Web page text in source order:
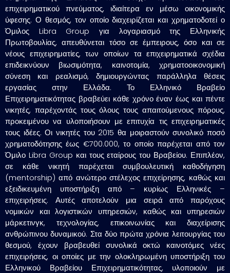
επιχειρηματικού πνεύματος, ιδιαίτερα εν μέσω οικονομικής
ύφεσης. Ο θεσμός, τον οποίο διαχειρίζεται και χρηματοδοτεί ο
Όμιλος Libra Group για λογαριασμό της Ελληνικής
Πρωτοβουλίας, απευθύνεται τόσο σε έμπειρους, όσο και σε
νέους επιχειρηματίες, των οποίων τα επιχειρηματικά σχέδια
επιδεικνύουν βιωσιμότητα, καινοτομία, χρηματοοικονομική
σύνεση και ρεαλισμό, δημιουργώντας παράλληλα θέσεις
εργασίας στην Ελλάδα. Το Ελληνικό Βραβείο
Επιχειρηματικότητας βραβεύει κάθε χρόνο έναν έως και πέντε
νικητές, παρέχοντάς τους όλους τους απαιτούμενους πόρους,
προκειμένου να υλοποιήσουν με επιτυχία τις επιχειρηματικές
τους ιδέες. Οι νικητές του 2015 θα μοιραστούν συνολικό ποσό
χρηματοδότησης έως €700.000, το οποίο παρέχεται από τον
Όμιλο Libra Group και τους εταίρους του Βραβείου. Επιπλέον,
σε κάθε νικητή παρέχεται συμβουλευτική καθοδήγηση
(mentorship) από ανώτερο στέλεχος επιχείρησης, καθώς και
εξειδικευμένη υποστήριξη από – κυρίως Ελληνικές –
επιχειρήσεις. Αυτές αποτελούν μια σειρά από παρόχους
νομικών και λογιστικών υπηρεσιών, καθώς και υπηρεσιών
μάρκετινγκ, τεχνολογίας, επικοινωνίας και διαχείρισης
ανθρώπινου δυναμικού. Στα δύο πρώτα χρόνια λειτουργίας του
θεσμού, έχουν βραβευθεί συνολικά οκτώ καινοτόμες νέες
επιχειρήσεις, οι οποίες με την ολοκληρωμένη υποστήριξη του
Ελληνικού Βραβείου Επιχειρηματικότητας, υλοποιούν με